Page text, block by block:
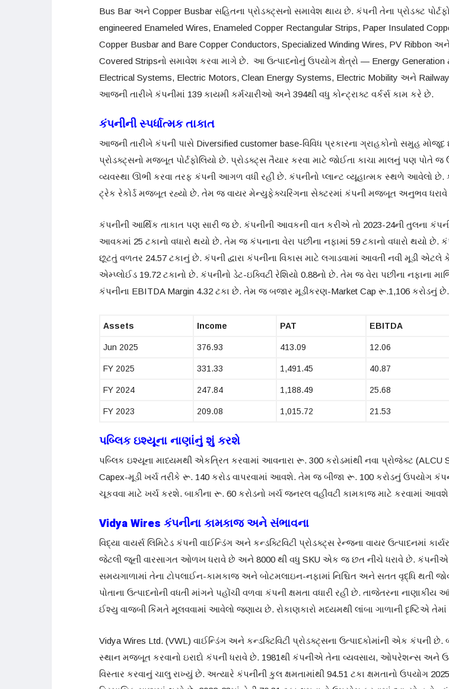
Bus Bar અને Copper Busbar સહિતના પ્રોડક્ટ્સનો સમાવેશ થાય છે. કંપની તેના પ્રોડક્ટ
engineered Enameled Wires, Enameled Copper Rectangular Strips, Paper Insulated
Copper Busbar and Bare Copper Conductors, Specialized Winding Wires, PV Ribbon
Covered Stripsનો સમાવેશ કરવા માગે છે. આ ઉત્પાદનોનું ઉપયોગ ક્ષેત્રો — Energy Generation
Electrical Systems, Electric Motors, Clean Energy Systems, Electric Mobility અને
આજની તારીખે કંપનીમાં 139 કાયમી કર્મચારીઓ અને 394થી વધુ કોન્ટ્રાક્ટ વર્કર્સ કામ કરે છે.
કંપનીની સ્પર્ધાત્મક તાકાત
આજની તારીખે કંપની પાસે Diversified customer base-વિવિધ પ્રકારના ગ્રાહકોનો સમુહ
પ્રોડક્ટ્સનો મજબૂત પોર્ટફોલિયો છે. પ્રોડક્ટ્સ તૈયાર કરવા માટે જોઈતા કાચા માલનું પણ પોતે જ
વ્યવસ્થા ઊભી કરવા તરફ કંપની આગળ વધી રહી છે. કંપનીનો પ્લાન્ટ વ્યૂહાત્મક સ્થળે આવેલો છે.
ટ્રેક રેકોર્ડ મજબૂત રહ્યો છે. તેમ જ વાયર મેન્યુફેક્ચરિંગના સેક્ટરમાં કંપની મજબૂત અનુભવ
કંપનીની આર્થિક તાકાત પણ સારી જ છે. કંપનીની આવકની વાત કરીએ તો 2023-24ની તુલના
આવકમાં 25 ટકાનો વધારો થયો છે. તેમ જ કંપનાના વેરા પછીના નફામાં 59 ટકાનો વધારો થયો છે.
છૂટતું વળતર 24.57 ટકાનું છે. કંપની દ્વારા કંપનીના વિકાસ માટે લગાડવામાં આવતી નવી મૂડી એટલે
એમ્પ્લોઈડ 19.72 ટકાનો છે. કંપનીનો ડેટ-ઇક્વિટી રેશિયો 0.88નો છે. તેમ જ વેરા પછીના નફાના
કંપનીના EBITDA Margin 4.32 ટકા છે. તેમ જ બજાર મૂડીકરણ-Market Cap રૂ.1,106 કરોડનું છે.
Assets Income PAT EBITDA
Jun 2025 376.93 413.09 12.06
FY 2025 331.33 1,491.45 40.87
FY 2024 247.84 1,188.49 25.68
FY 2023 209.08 1,015.72 21.53
પબ્લિક ઇશ્યૂના નાણાંનું શું કરશે
પબ્લિક ઇશ્યૂના માધ્યમથી એકત્રિત કરવામાં આવનારા રૂ. 300 કરોડમાંથી નવા પ્રોજેક્ટ (ALCU
Capex-મૂડી ખર્ચ તરીકે રૂ. 140 કરોડ વાપરવામાં આવશે. તેમ જ બીજા રૂ. 100 કરોડનું ઉપયોગ
ચૂકવવા માટે ખર્ચ કરશે. બાકીના રૂ. 60 કરોડનો ખર્ચ જનરલ વહીવટી કામકાજ માટે કરવામાં
Vidya Wires કંપનીના કામકાજ અને સંભાવના
વિદ્યા વાયર્સ લિમિટેડ કંપની વાઈન્ડિંગ અને કન્ડક્ટિવિટી પ્રોડક્ટ્સ રેન્જના વાયર ઉત્પાદનમાં
જેટલી જૂની વારસાગત ઓળખ ધરાવે છે અને 8000 થી વધુ SKU એક જ છત નીચે ધરાવે છે. કંપનીએ
સમયગાળામાં તેના ટોપલાઈન-કામકાજ અને બોટમલાઇન-નફામાં નિશ્ચિત અને સતત વૃદ્ધિ થતી
પોતાના ઉત્પાદનોની વધતી માંગને પહોંચી વળવા કંપની ક્ષમતા વધારી રહી છે. તાજેતરના
ઈશ્યુ વાજબી કિંમતે મૂલવવામાં આવેલો જણાય છે. રોકાણકારો મધ્યમથી લાંબા ગાળાની દૃષ્ટિએ
Vidya Wires Ltd. (VWL) વાઈન્ડિંગ અને કન્ડક્ટિવિટી પ્રોડક્ટ્સના ઉત્પાદકોમાંની એક કંપની છે.
સ્થાન મજબૂત કરવાનો ઇરાદો કંપની ધરાવે છે. 1981થી કંપનીએ તેના વ્યવસાય, ઓપરેશન્સ અને
વિસ્તાર કરવાનું ચાલુ રાખ્યું છે. અત્યારે કંપનીની કુલ ક્ષમતામાંથી 94.51 ટકા ક્ષમતાનો ઉપયોગ